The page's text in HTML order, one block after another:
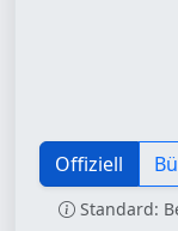
Offiziell
Standard: